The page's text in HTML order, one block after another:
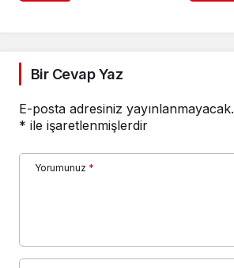
Bir Cevap Yaz
E-posta adresiniz yayınlanmayacak.
* ile işaretlenmişlerdir
Yorumunuz *